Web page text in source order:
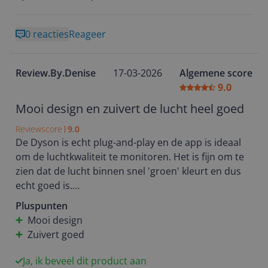
0 reactiesReageer
Review.By.Denise 17-03-2026
Algemene score
9.0
Mooi design en zuivert de lucht heel goed
Reviewscore 9.0
De Dyson is echt plug-and-play en de app is ideaal
om de luchtkwaliteit te monitoren. Het is fijn om te
zien dat de lucht binnen snel 'groen' kleurt en dus
echt goed is.
Omdat we vlak bij een industrieterrein en een
drukke weg wonen, reageert het apparaat direct
zodra de tuindeur opengaat; de luchtkwaliteit
springt dan naar matig en de automatische stand
grijpt gelijk in en gaat hard blazen. Ik zet hem op dat
Pluspunten
Mooi design
Zuivert goed
Ja, ik beveel dit product aan